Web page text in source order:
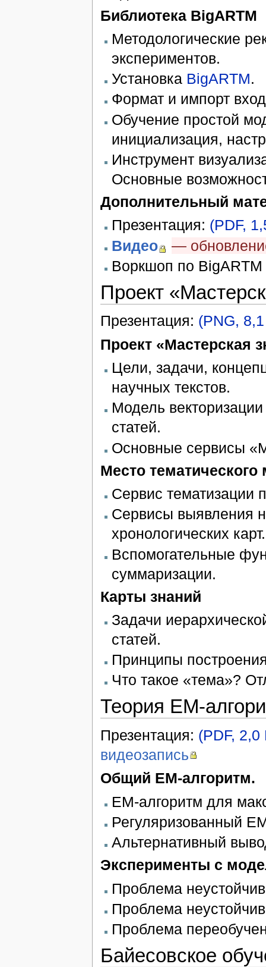
Библиотека BigARTM
Методологические
экспериментов.
Установка BigARTM.
Формат и импорт
Обучение простой
инициализация,
Инструмент
Основные
Дополнительный
Презентация: (PDF,
Видео
—
Воркшоп по
Проект
Презентация: (PNG,
Проект «Мастерская
Цели, задачи,
научных текстов.
Модель
статей.
Основные сервисы
Место
Сервис тематизации
Сервисы выявления
хронологических карт.
Вспомогательные
суммаризации.
Карты знаний
Задачи
статей.
Принципы
Что такое «тема»?
Теория ЕМ-
Презентация: (PDF,
видеозапись
Общий EM-алгоритм.
EM-алгоритм для
Регуляризованный
Альтернативный
Эксперименты с
Проблема
Проблема
Проблема
Байесовское